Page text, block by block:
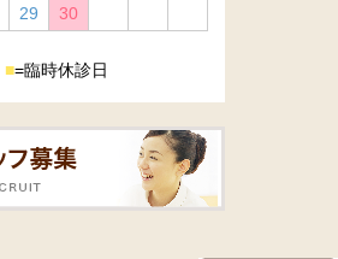
29 30
■=臨時休診日